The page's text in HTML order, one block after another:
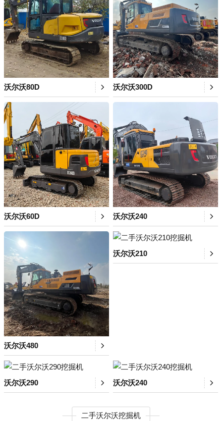
沃尔沃80D 沃尔沃300D
沃尔沃60D 沃尔沃240
沃尔沃480
沃尔沃210
沃尔沃290 沃尔沃240
二手沃尔沃挖掘机